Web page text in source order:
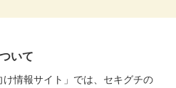
いて
情報サイト」では、セキグチの